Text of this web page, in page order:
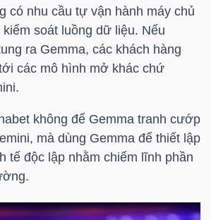
có nhu cầu tự vận hành máy chủ
soát luồng dữ liệu. Nếu
ra Gemma, các khách hàng
các mô hình mở khác chứ
không để Gemma tranh cướp
mà dùng Gemma để thiết lập
tế độc lập nhằm chiếm lĩnh phần
Chỉ số Chứng chỉ quỹ Chứng